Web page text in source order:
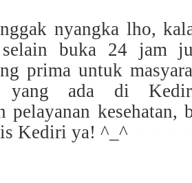
nyangka lho,
buka 24 jam
prima untuk
yang ada di
pelayanan kesehatan,
Kediri ya! ^_^